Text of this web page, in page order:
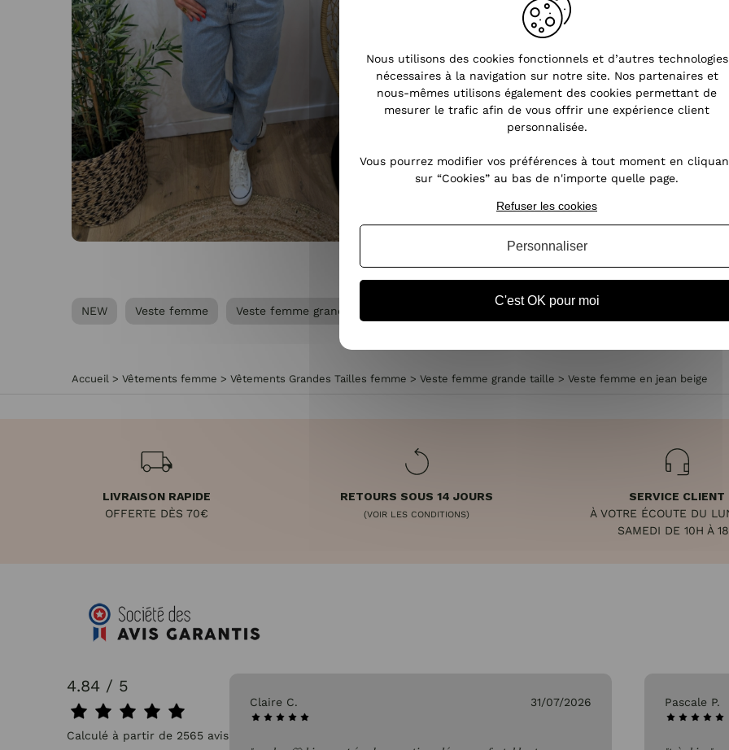
NEW Veste femme Veste femme grande taille Vêtements Grandes tailles femme
Accueil > Vêtements femme > Vêtements Grandes Tailles femme > Veste femme grande taille > Veste femme en jean beige
LIVRAISON RAPIDE
OFFERTE DÈS 70€
RETOURS SOUS 14 JOURS
(VOIR LES CONDITIONS)
SERVICE CLIENT
À VOTRE ÉCOUTE DU
SAMEDI DE 10H À
4.84 / 5
Calculé à partir de 2565 avis.
31/07/2026 Claire C. 31/07/2026 Pascale P.
Nous utilisons des cookies fonctionnels et d’autres technologies
nécessaires à la navigation sur notre site. Nos partenaires et
nous-mêmes utilisons également des cookies permettant de
mesurer le trafic afin de vous offrir une expérience client
personnalisée.
Vous pourrez modifier vos préférences à tout moment en
sur “Cookies” au bas de n'importe quelle page.
C'est OK pour moi
Refuser les cookies
Personnaliser